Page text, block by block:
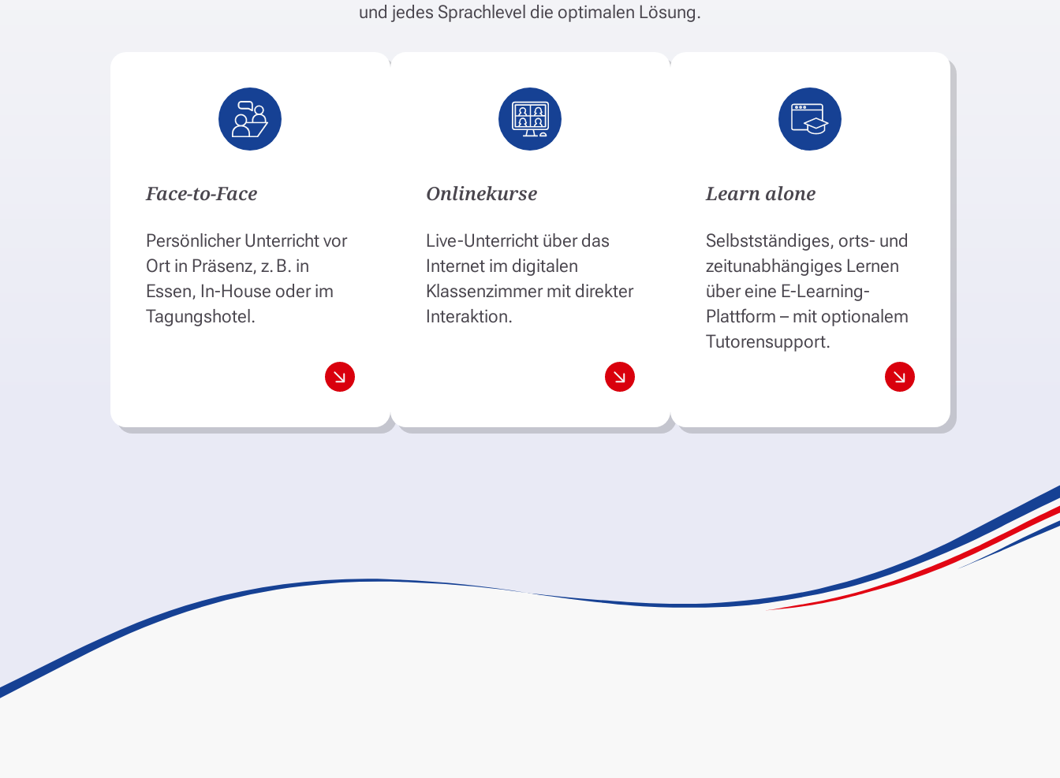
und jedes Sprachlevel die optimalen Lösung.
Face-to-Face
Persönlicher Unterricht vor
Ort in Präsenz, z. B. in
Essen, In-House oder im
Tagungshotel.
mehr erfahren
Onlinekurse
Live-Unterricht über das
Internet im digitalen
Klassenzimmer mit direkter
Interaktion.
mehr erfahren
Learn alone
Selbstständiges, orts- und
zeitunabhängiges Lernen
über eine E-Learning-
Plattform – mit optionalem
Tutorensupport.
mehr erfahren